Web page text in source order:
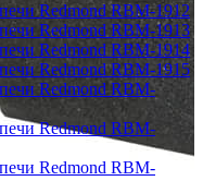
Redmond RBM-1912
Redmond RBM-1913
Redmond RBM-1914
Redmond RBM-1915
Redmond RBM-
Redmond RBM-
Redmond RBM-